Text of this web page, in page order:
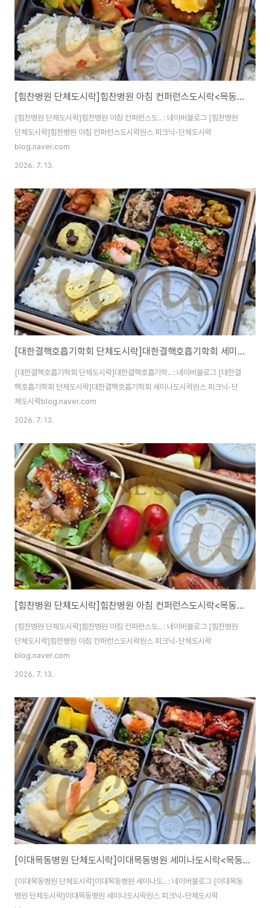
[힘찬병원 단체도시락]힘찬병원 아침 컨퍼런스도시락<목동도시락/단체도시락/도시락케이터링:원스피크닉>
[힘찬병원 단체도시락]힘찬병원 아침 컨퍼런스도.. : 네이버블로그 [힘찬병원
단체도시락]힘찬병원 아침 컨퍼런스도시락원스 피크닉-단체도시락
blog.naver.com
2026. 7. 13.
[대한결핵호흡기학회 단체도시락]대한결핵호흡기학회 세미나도시락<목동도시락/단체도시락/도시락케이터링:원스피크닉>
[대한결핵호흡기학회 단체도시락]대한결핵호흡기학.. : 네이버블로그 [대한결
핵호흡기학회 단체도시락]대한결핵호흡기학회 세미나도시락원스 피크닉-단
체도시락blog.naver.com
2026. 7. 13.
[힘찬병원 단체도시락]힘찬병원 아침 컨퍼런스도시락<목동도시락/단체도시락/도시락케이터링:원스피크닉>
[힘찬병원 단체도시락]힘찬병원 아침 컨퍼런스도.. : 네이버블로그 [힘찬병원
단체도시락]힘찬병원 아침 컨퍼런스도시락원스 피크닉-단체도시락
blog.naver.com
2026. 7. 13.
[이대목동병원 단체도시락]이대목동병원 세미나도시락<목동도시락/단체도시락/도시락케이터링:원스피크닉>
[이대목동병원 단체도시락]이대목동병원 세미나도.. : 네이버블로그 [이대목동
병원 단체도시락]이대목동병원 세미나도시락원스 피크닉-단체도시락